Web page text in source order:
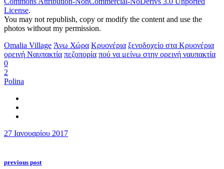
License.
You may not republish, copy or modify the content and use the
photos without my permission.
Omalia Village Άνω Χώρα Κρυονέρια ξενοδοχείο στα Κρυονέρια
ορεινή Ναυπακτία πεζοπορία πού να μείνω στην ορεινή ναυπακτία
0
2
Polina
27 Ιανουαρίου 2017
previous post